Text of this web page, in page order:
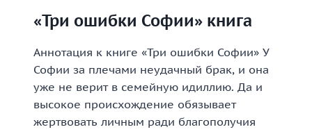
«Три ошибки Софии» книга
Аннотация к книге «Три ошибки Софии» У
Софии за плечами неудачный брак, и она
уже не верит в семейную идиллию. Да и
высокое происхождение обязывает
жертвовать личным ради благополучия